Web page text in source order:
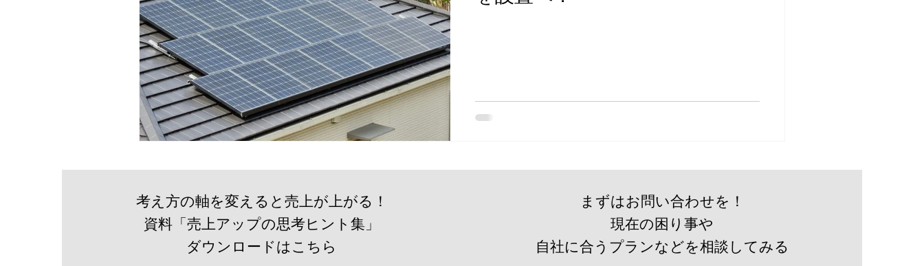
考え方の軸を変えると売上が上がる！
資料「売上アップの思考ヒント集」
​ダウンロードはこちら
まずはお問い合わせを！
現在の困り事や
自社に合うプランなどを相談してみる